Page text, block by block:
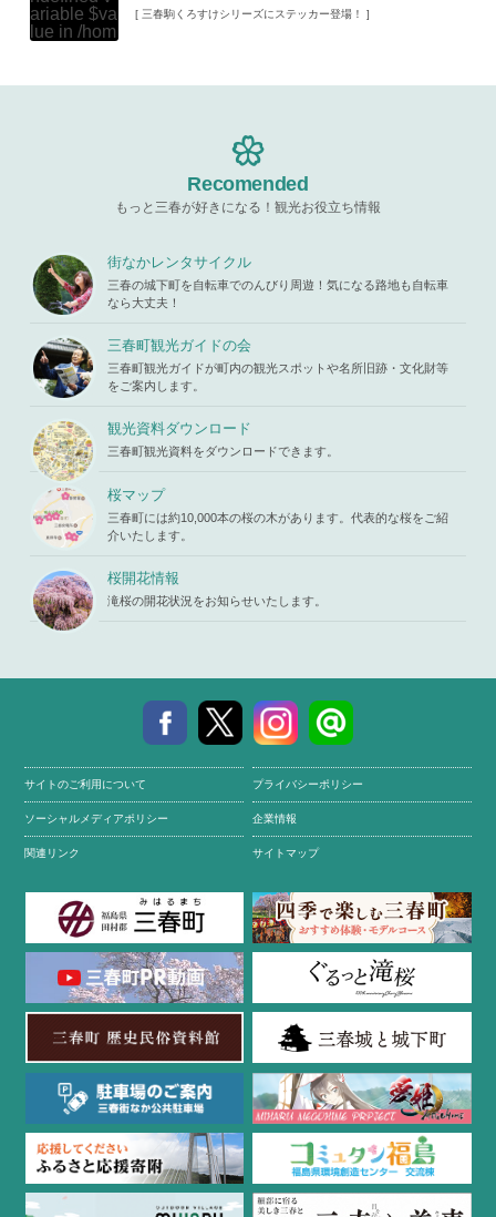
ine19
Warning: A
parts/picu
p.phpon li
ne19
p-content/t
hemes/mih
up.phpon l
iharukoma.
com/public
_html/wp-c
ontent/the
mes/mihar
u/template-
parts/picu
p.phpon li
ne19
ariable $va
lue in /hom
ma.com/pu
ttempt to re
ad property
"ID" on null
in/home/x
iharukoma.
com/public
_html/wp-c
ontent/the
mes/mihar
u/template-
parts/picu
p.phpon li
ne 19
[ 三春駒くろすけシリーズにステッカー登場！ ]
Recomended
もっと三春が好きになる！観光お役立ち情報
街なかレンタサイクル
三春の城下町を自転車でのんびり周遊！気になる路地も自転車
なら大丈夫！
三春町観光ガイドの会
三春町観光ガイドが町内の観光スポットや名所旧跡・文化財等
をご案内します。
観光資料ダウンロード
三春町観光資料をダウンロードできます。
桜マップ
三春町には約10,000本の桜の木があります。代表的な桜をご紹
介いたします。
桜開花情報
滝桜の開花状況をお知らせいたします。
サイトのご利用について プライバシーポリシー
ソーシャルメディアポリシー 企業情報
関連リンク サイトマップ